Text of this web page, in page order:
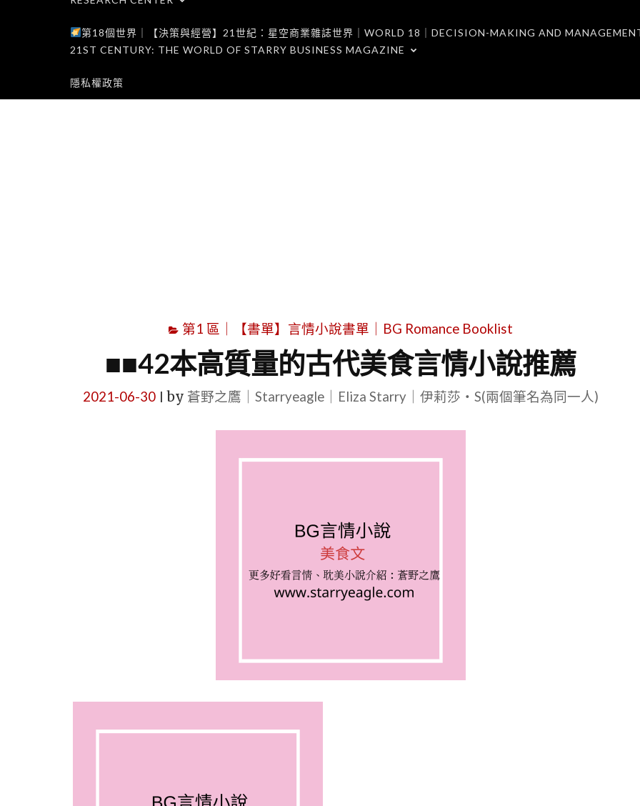
第18個世界｜【決策與經營】21世紀：星空商業雜誌世界｜WORLD 18｜DECISION-MAKING AND
21ST CENTURY: THE WORLD OF STARRY BUSINESS MAGAZINE
隱私權政策
第1 區｜【書單】言情小說書單｜BG Romance Booklist
■■42本高質量的古代美食言情小說推薦
2021-06-30 by 蒼野之鷹｜Starryeagle｜Eliza Starry｜伊莉莎・S(兩個筆名為同一人)